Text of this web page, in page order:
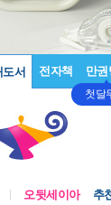
서 전자책 만권
첫달
오뒷세이아 추